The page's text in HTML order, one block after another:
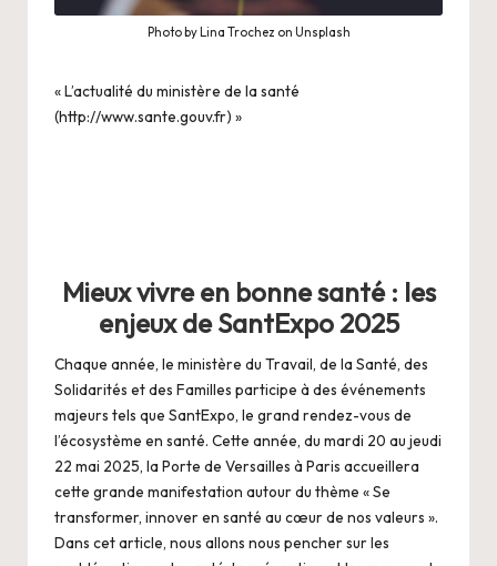
Photo by Lina Trochez on Unsplash
« L’actualité du ministère de la santé
(http://www.sante.gouv.fr) »
Mieux vivre en bonne santé : les
enjeux de SantExpo 2025
Chaque année, le ministère du Travail, de la Santé, des
Solidarités et des Familles participe à des événements
majeurs tels que SantExpo, le grand rendez-vous de
l’écosystème en santé. Cette année, du mardi 20 au jeudi
22 mai 2025, la Porte de Versailles à Paris accueillera
cette grande manifestation autour du thème « Se
transformer, innover en santé au cœur de nos valeurs ».
Dans cet article, nous allons nous pencher sur les